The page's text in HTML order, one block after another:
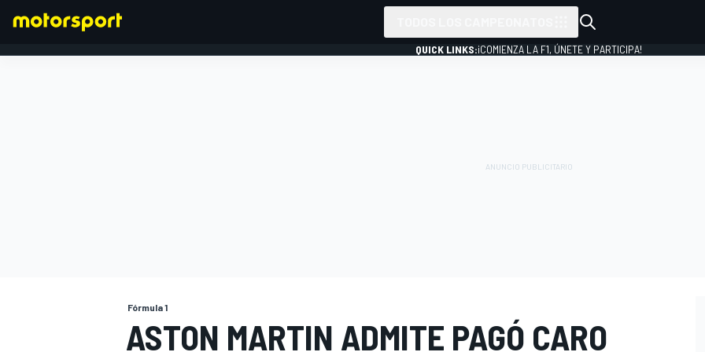
QUICK LINKS:¡COMIENZA LA F1, ÚNETE Y PARTICIPA!
Fórmula 1
ASTON MARTIN ADMITE PAGÓ CARO